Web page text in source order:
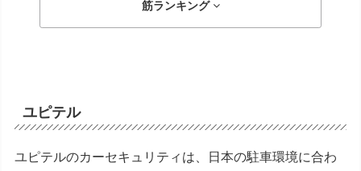
筋ランキング
ユピテル
ユピテルのカーセキュリティは、日本の駐車環境に合わ